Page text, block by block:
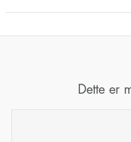
Dette er